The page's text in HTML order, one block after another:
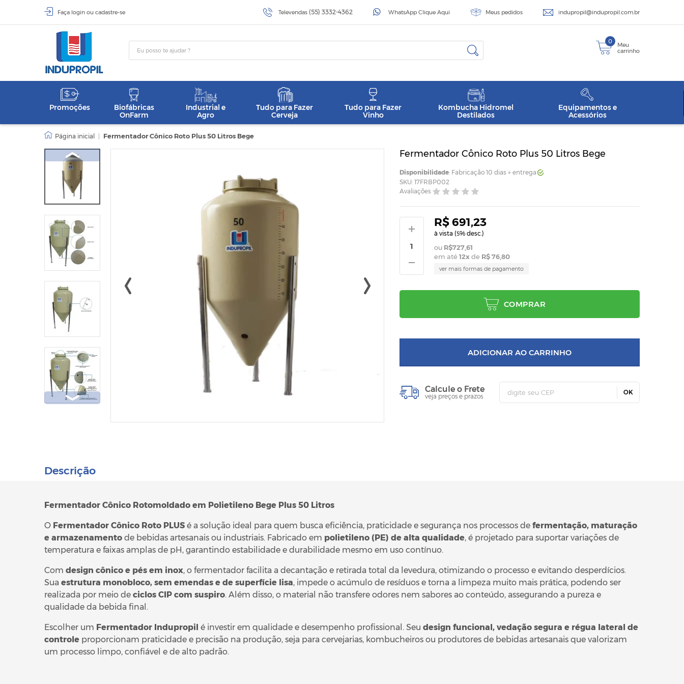
Faça login ou cadastre-se Televendas (55) 3332-4362 WhatsApp Clique Aqui Meus pedidos indupropil@indupropil.com.br
0
Meu
carrinho
Promoções
Biofábricas
OnFarm
Industrial e
Agro
Tudo para Fazer
Cerveja
Tudo para Fazer
Vinho
Kombucha Hidromel
Destilados
Equipamentos e
Acessórios
Fermentador Cônico Roto Plus 50 Litros Bege
Fermentador Cônico Roto Plus 50 Litros Bege
Disponibilidade: Fabricação 10 dias + entrega
SKU: 17FRBP002
Avaliações
R$ 691,23
à vista (5% desc.)
R$727,61
em até 12x de R$ 76,80
ver mais formas de pagamento
COMPRAR
ADICIONAR AO CARRINHO
Calcule o Frete
veja preços e prazos
OK
Descrição
Fermentador Cônico Rotomoldado em Polietileno Bege Plus 50 Litros
O Fermentador Cônico Roto PLUS é a solução ideal para quem busca eficiência, praticidade e segurança nos processos de fermentação, maturação
e armazenamento de bebidas artesanais ou industriais. Fabricado em polietileno (PE) de alta qualidade, é projetado para suportar variações de
temperatura e faixas amplas de pH, garantindo estabilidade e durabilidade mesmo em uso contínuo.
Com design cônico e pés em inox, o fermentador facilita a decantação e retirada total da levedura, otimizando o processo e evitando desperdícios.
Sua estrutura monobloco, sem emendas e de superfície lisa, impede o acúmulo de resíduos e torna a limpeza muito mais prática, podendo ser
realizada por meio de ciclos CIP com suspiro. Além disso, o material não transfere odores nem sabores ao conteúdo, assegurando a pureza e
qualidade da bebida final.
Escolher um Fermentador Indupropil é investir em qualidade e desempenho profissional. Seu design funcional, vedação segura e régua lateral de
controle proporcionam praticidade e precisão na produção, seja para cervejarias, kombucheiros ou produtores de bebidas artesanais que valorizam
um processo limpo, confiável e de alto padrão.